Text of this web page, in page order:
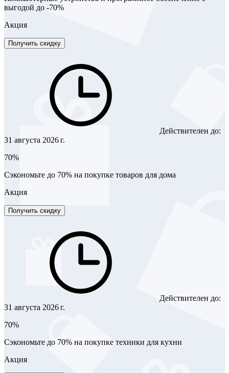
выгодой до -70%
Акция
Получить скидку
Действителен до:
31 августа 2026 г.
70%
Сэкономьте до 70% на покупке товаров для дома
Акция
Получить скидку
Действителен до:
31 августа 2026 г.
70%
Сэкономьте до 70% на покупке техники для кухни
Акция